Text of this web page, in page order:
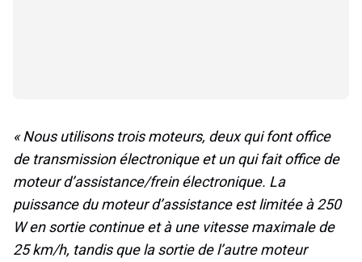
« Nous utilisons trois moteurs, deux qui font office
de transmission électronique et un qui fait office de
moteur d’assistance/frein électronique. La
puissance du moteur d’assistance est limitée à 250
W en sortie continue et à une vitesse maximale de
25 km/h, tandis que la sortie de l’autre moteur